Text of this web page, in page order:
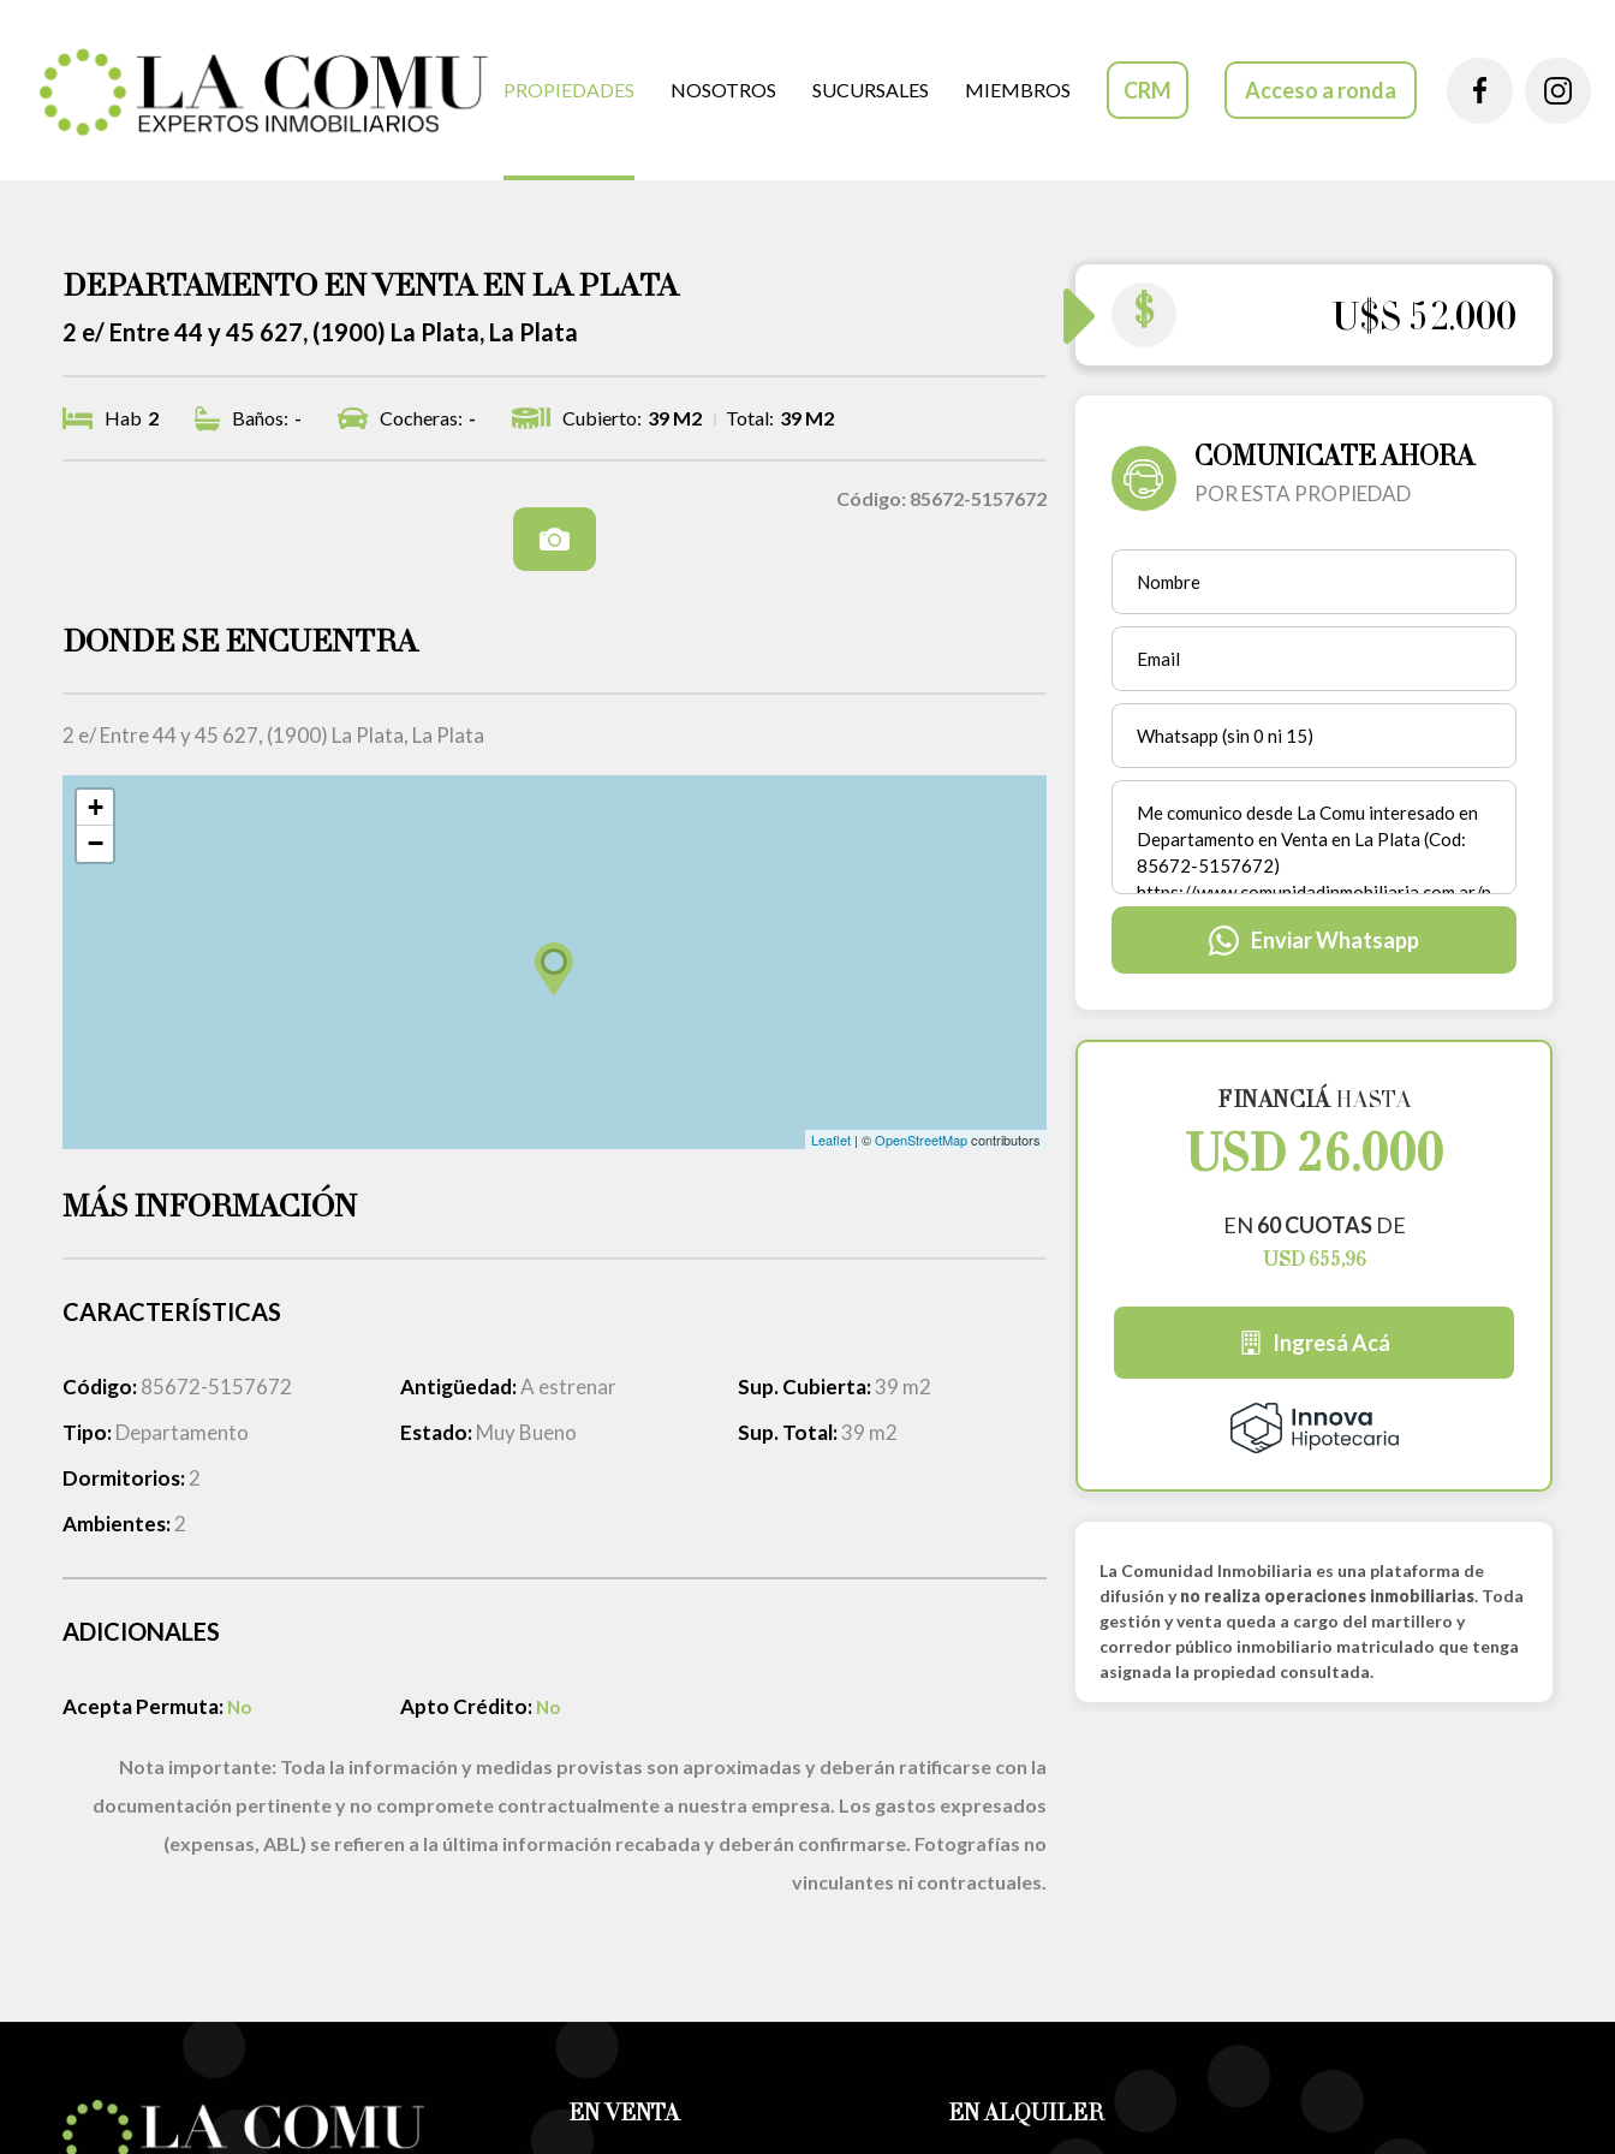
PROPIEDADES NOSOTROS SUCURSALES MIEMBROS CRM Acceso a ronda
DEPARTAMENTO EN VENTA EN LA PLATA
2 e/ Entre 44 y 45 627, (1900) La Plata, La Plata
Hab 2 Baños: - Cocheras: - Cubierto: 39 M2 Total: 39 M2
Código: 85672-5157672
DONDE SE ENCUENTRA
2 e/ Entre 44 y 45 627, (1900) La Plata, La Plata
+
−
Leaflet| ©OpenStreetMapcontributors
MÁS INFORMACIÓN
CARACTERÍSTICAS
Código:85672-5157672
Tipo:Departamento
Dormitorios:2
Ambientes:2
Antigüedad:A estrenar
Estado:Muy Bueno
Sup. Cubierta:39 m2
Sup. Total:39 m2
ADICIONALES
Acepta Permuta: No Apto Crédito: No
Nota importante: Toda la información y medidas provistas son aproximadas y deberán ratificarse con la
documentación pertinente y no compromete contractualmente a nuestra empresa. Los gastos expresados
(expensas, ABL) se refieren a la última información recabada y deberán confirmarse. Fotografías no
vinculantes ni contractuales.
$ U$S 52.000
COMUNICATE AHORA
POR ESTA PROPIEDAD
Enviar Whatsapp
FINANCIÁHASTA
USD 26.000
EN 60 CUOTASDE
USD 655,96
Ingresá Acá
La Comunidad Inmobiliaria es una plataforma de
difusión yno realiza operaciones inmobiliarias. Toda
gestión y venta queda a cargo del martillero y
corredor público inmobiliario matriculado que tenga
asignada la propiedad consultada.
EN VENTA EN ALQUILER